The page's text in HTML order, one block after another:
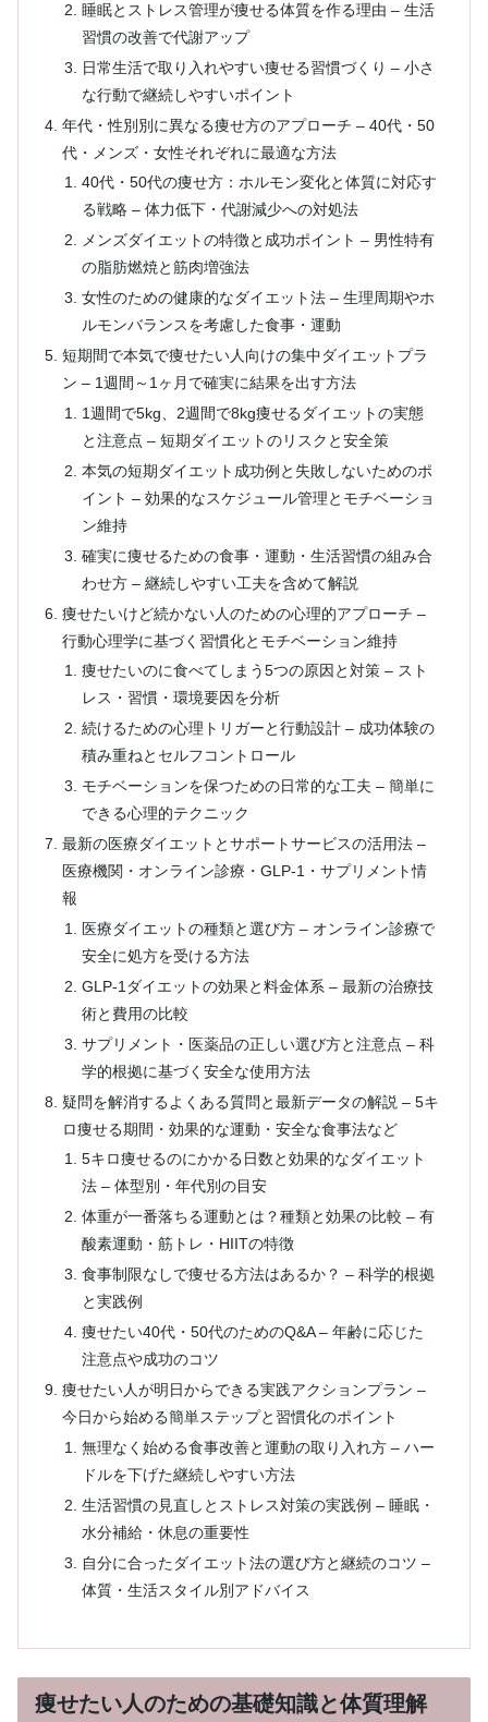
睡眠とストレス管理が痩せる体質を作る理由 – 生活
習慣の改善で代謝アップ
日常生活で取り入れやすい痩せる習慣づくり – 小さ
な行動で継続しやすいポイント
年代・性別別に異なる痩せ方のアプローチ – 40代・50
代・メンズ・女性それぞれに最適な方法
40代・50代の痩せ方：ホルモン変化と体質に対応す
る戦略 – 体力低下・代謝減少への対処法
メンズダイエットの特徴と成功ポイント – 男性特有
の脂肪燃焼と筋肉増強法
女性のための健康的なダイエット法 – 生理周期やホ
ルモンバランスを考慮した食事・運動
短期間で本気で痩せたい人向けの集中ダイエットプラ
ン – 1週間～1ヶ月で確実に結果を出す方法
1週間で5kg、2週間で8kg痩せるダイエットの実態
と注意点 – 短期ダイエットのリスクと安全策
本気の短期ダイエット成功例と失敗しないためのポ
イント – 効果的なスケジュール管理とモチベーショ
ン維持
確実に痩せるための食事・運動・生活習慣の組み合
わせ方 – 継続しやすい工夫を含めて解説
痩せたいけど続かない人のための心理的アプローチ –
行動心理学に基づく習慣化とモチベーション維持
痩せたいのに食べてしまう5つの原因と対策 – スト
レス・習慣・環境要因を分析
続けるための心理トリガーと行動設計 – 成功体験の
積み重ねとセルフコントロール
モチベーションを保つための日常的な工夫 – 簡単に
できる心理的テクニック
最新の医療ダイエットとサポートサービスの活用法 –
医療機関・オンライン診療・GLP-1・サプリメント情
報
医療ダイエットの種類と選び方 – オンライン診療で
安全に処方を受ける方法
GLP-1ダイエットの効果と料金体系 – 最新の治療技
術と費用の比較
サプリメント・医薬品の正しい選び方と注意点 – 科
学的根拠に基づく安全な使用方法
疑問を解消するよくある質問と最新データの解説 – 5キ
ロ痩せる期間・効果的な運動・安全な食事法など
5キロ痩せるのにかかる日数と効果的なダイエット
法 – 体型別・年代別の目安
体重が一番落ちる運動とは？種類と効果の比較 – 有
酸素運動・筋トレ・HIITの特徴
食事制限なしで痩せる方法はあるか？ – 科学的根拠
と実践例
痩せたい40代・50代のためのQ&A – 年齢に応じた
注意点や成功のコツ
痩せたい人が明日からできる実践アクションプラン –
今日から始める簡単ステップと習慣化のポイント
無理なく始める食事改善と運動の取り入れ方 – ハー
ドルを下げた継続しやすい方法
生活習慣の見直しとストレス対策の実践例 – 睡眠・
水分補給・休息の重要性
自分に合ったダイエット法の選び方と継続のコツ –
体質・生活スタイル別アドバイス
痩せたい人のための基礎知識と体質理解